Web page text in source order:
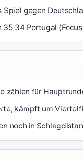
Spiel gegen
35:34 Portugal
zählen für
kämpft um
noch in